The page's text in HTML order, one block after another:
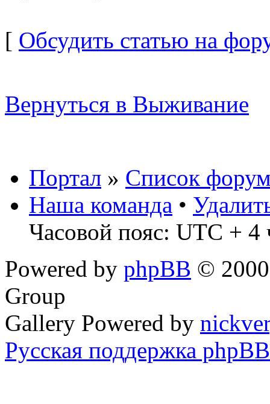
[ Обсудить статью на
Вернуться в Выживание
Портал » Список
Наша команда •
Часовой пояс: UTC + 4
Powered by phpBB ©
Group
Gallery Powered by
Русская поддержка phpBB